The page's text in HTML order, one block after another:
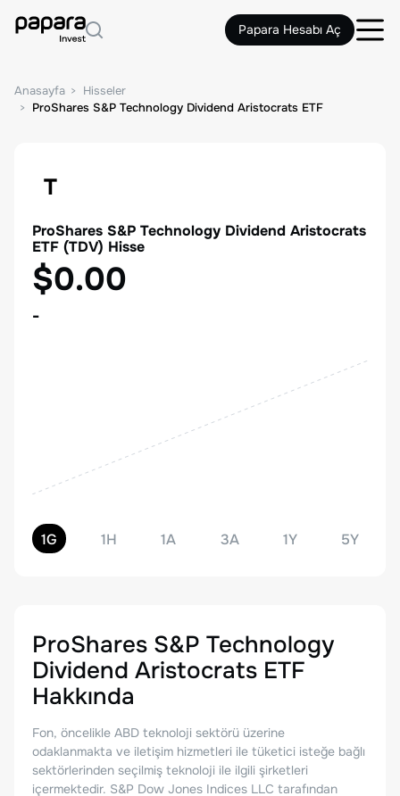
Papara Hesabı Aç
Anasayfa
Hisseler
ProShares S&P Technology Dividend Aristocrats ETF
T
ProShares S&P Technology Dividend Aristocrats
ETF (TDV) Hisse
$0.00
-
1G 1H 1A 3A 1Y 5Y
ProShares S&P Technology
Dividend Aristocrats ETF
Hakkında
Fon, öncelikle ABD teknoloji sektörü üzerine
odaklanmakta ve iletişim hizmetleri ile tüketici isteğe bağlı
sektörlerinden seçilmiş teknoloji ile ilgili şirketleri
içermektedir. S&P Dow Jones Indices LLC tarafından